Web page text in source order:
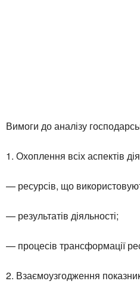
Вимоги до аналізу
1. Охоплення всіх аспектів
— ресурсів, що
— результатів діяльності;
— процесів трансформації
2. Взаємоузгодження